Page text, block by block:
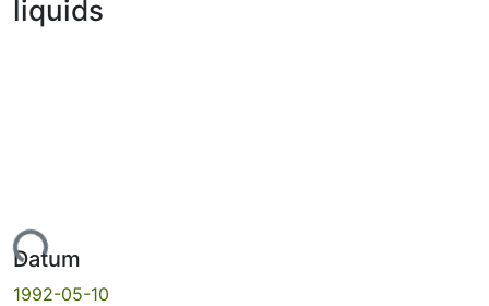
Leitlinien
liquids
Lade...
Datum
1992-05-10